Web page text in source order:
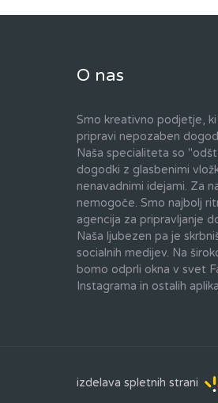
O nas
Smo kreativno podjetje, ki
pripravi nepozaben
Naša specialiteta so
dogodki z glasbenimi
nenavadnimi idejami. Za
nemogoče. Smo najbolj
agencija za pripravljanje
Naša ljubezen pa je
socialnih medijev. Na
bomo odprli okna v svet
Instagrama in ostalih
izdelava spletnih strani